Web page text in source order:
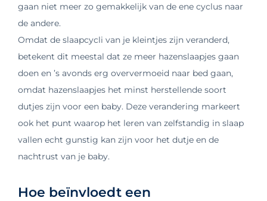
gaan niet meer zo gemakkelijk van de ene cyclus naar
de andere.
Omdat de slaapcycli van je kleintjes zijn veranderd,
betekent dit meestal dat ze meer hazenslaapjes gaan
doen en ’s avonds erg oververmoeid naar bed gaan,
omdat hazenslaapjes het minst herstellende soort
dutjes zijn voor een baby. Deze verandering markeert
ook het punt waarop het leren van zelfstandig in slaap
vallen echt gunstig kan zijn voor het dutje en de
nachtrust van je baby.
Hoe beïnvloedt een